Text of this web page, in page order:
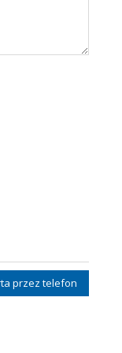
przez telefon